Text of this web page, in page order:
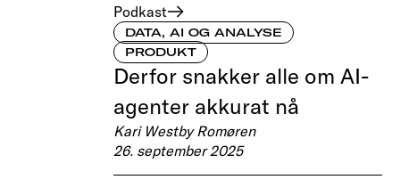
Podkast
DATA, AI OG ANALYSE
PRODUKT
Derfor snakker alle om AI-
agenter akkurat nå
Kari Westby Romøren
26. september 2025